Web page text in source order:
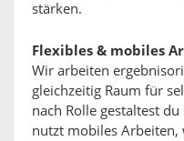
stärken.
Flexibles & mobiles
Wir arbeiten
gleichzeitig Raum für
nach Rolle gestaltest
nutzt mobiles Arbeiten,